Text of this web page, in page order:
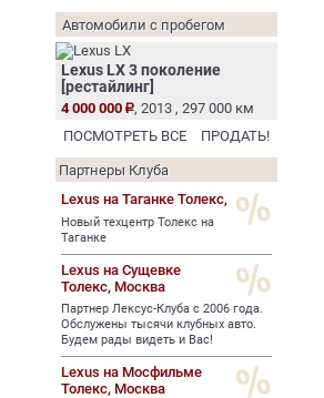
Автомобили с пробегом
Lexus LX 3 поколение
[рестайлинг]
4 000 000
, 2013 , 297 000 км
ПОСМОТРЕТЬ ВСЕ
ПРОДАТЬ!
Партнеры Клуба
Lexus на Таганке Толекс,
Новый техцентр Толекс на
Таганке
Lexus на Сущевке
Толекс, Москва
Партнер Лексус-Клуба с 2006 года.
Обслужены тысячи клубных авто.
Будем рады видеть и Вас!
Lexus на Мосфильме
Толекс, Москва